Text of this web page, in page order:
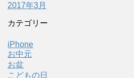
2017年3月
カテゴリー
iPhone
お中元
お盆
こどもの日